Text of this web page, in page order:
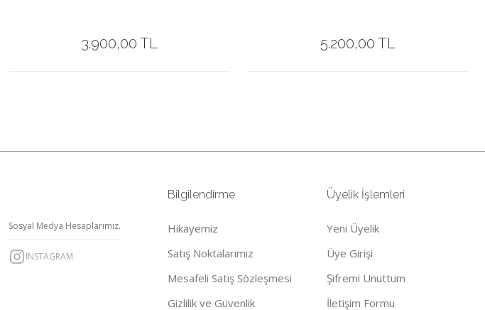
3.900,00 TL 5.200,00 TL
Sosyal Medya Hesaplarımız.
INSTAGRAM
Bilgilendirme
Hikayemiz
Satış Noktalarımız
Mesafeli Satış Sözleşmesi
Gizlilik ve Güvenlik
Üyelik İşlemleri
Yeni Üyelik
Üye Girişi
Şifremi Unuttum
İletişim Formu